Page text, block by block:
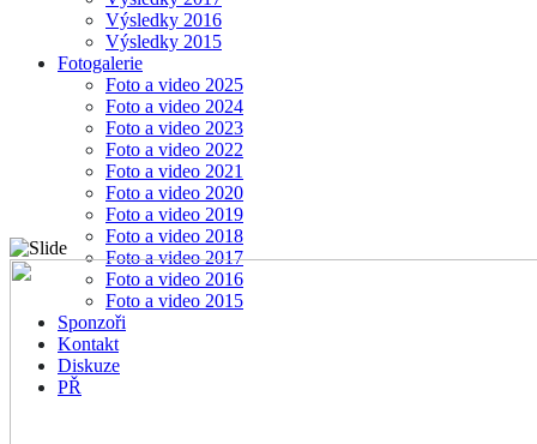
Výsledky 2016
Výsledky 2015
Fotogalerie
Foto a video 2025
Foto a video 2024
Foto a video 2023
Foto a video 2022
Foto a video 2021
Foto a video 2020
Foto a video 2019
Foto a video 2018
Foto a video 2017
Foto a video 2016
Foto a video 2015
Sponzoři
Kontakt
Diskuze
PŘ